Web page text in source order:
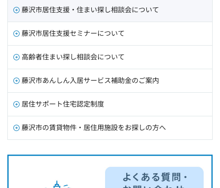
藤沢市居住支援・住まい探し相談会について
藤沢市居住支援セミナーについて
高齢者住まい探し相談会について
藤沢市あんしん入居サービス補助金のご案内
居住サポート住宅認定制度
藤沢市の賃貸物件・居住用施設をお探しの方へ